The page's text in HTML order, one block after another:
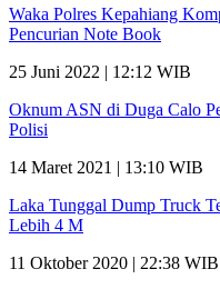
Waka Polres Kepahiang
Pencurian Note Book
25 Juni 2022 | 12:12 WIB
Oknum ASN di Duga Calo
Polisi
14 Maret 2021 | 13:10 WIB
Laka Tunggal Dump Truck
Lebih 4 M
11 Oktober 2020 | 22:38 WIB